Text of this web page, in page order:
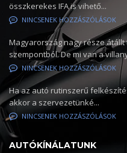
összkerekes IFA is vihető...
NINCSENEK HOZZÁSZÓLÁSOK
Magyarország nagy része
szempontból. De mi van a
NINCSENEK HOZZÁSZÓLÁSOK
Ha az autó rutinszerű
akkor a szervezetünké...
NINCSENEK HOZZÁSZÓLÁSOK
AUTÓKÍNÁLATUNK